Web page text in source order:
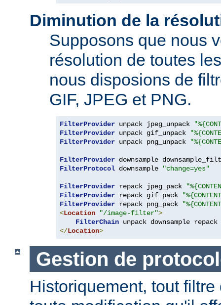
Diminution de la
Supposons que nous
résolution de toutes
nous disposions de
GIF, JPEG et PNG.
FilterProvider unpack jpeg_unpack
FilterProvider unpack gif_unpack
FilterProvider unpack png_unpack
FilterProvider downsample
FilterProtocol downsample "change=yes"
FilterProvider repack jpeg_pack
FilterProvider repack gif_pack
FilterProvider repack png_pack
<Location "/image-filter">
FilterChain
</Location>
Gestion de
Historiquement, tout